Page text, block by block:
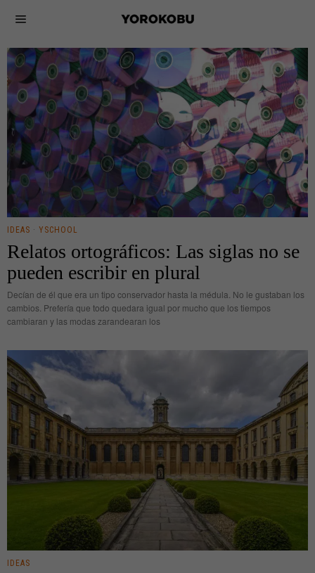
IDEAS · YSCHOOL
Relatos ortográficos: Las siglas no se
pueden escribir en plural
Decían de él que era un tipo conservador hasta la médula. No le gustaban los
cambios. Prefería que todo quedara igual por mucho que los tiempos
cambiaran y las modas zarandearan los
IDEAS